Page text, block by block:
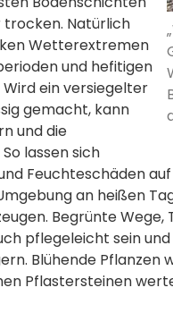
trocken. Natürlich
Wetterextremen
und hefitigen
ein versiegelter
gemacht, kann
und die
lassen sich
Feuchteschäden
an heißen
Begrünte
pflegeleicht sein
Blühende Pflanzen
Pflastersteinen